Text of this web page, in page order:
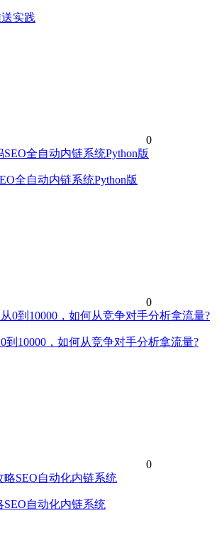
实践
0
全自动内链系统Python版
0
到10000，如何从竞争对手分析拿流量?
0
SEO自动化内链系统